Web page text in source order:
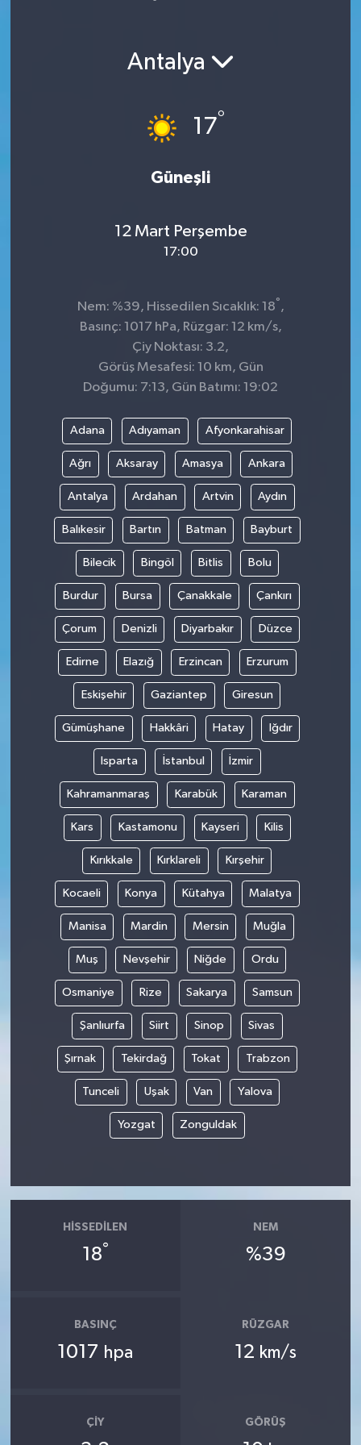
Antalya
17°
Güneşli
12 Mart Perşembe
17:00
Nem: %39, Hissedilen Sıcaklık: 18° ,
Basınç: 1017 hPa, Rüzgar: 12 km/s,
Çiy Noktası: 3.2,
Görüş Mesafesi: 10 km, Gün
Doğumu: 7:13, Gün Batımı: 19:02
Adana Adıyaman Afyonkarahisar
Ağrı Aksaray Amasya Ankara
Antalya Ardahan Artvin Aydın
Balıkesir Bartın Batman Bayburt
Bilecik Bingöl Bitlis Bolu
Burdur Bursa Çanakkale Çankırı
Çorum Denizli Diyarbakır Düzce
Edirne Elazığ Erzincan Erzurum
Eskişehir Gaziantep Giresun
Gümüşhane Hakkâri Hatay Iğdır
Isparta İstanbul İzmir
Kahramanmaraş Karabük Karaman
Kars Kastamonu Kayseri Kilis
Kırıkkale Kırklareli Kırşehir
Kocaeli Konya Kütahya Malatya
Manisa Mardin Mersin Muğla
Muş Nevşehir Niğde Ordu
Osmaniye Rize Sakarya Samsun
Şanlıurfa Siirt Sinop Sivas
Şırnak Tekirdağ Tokat Trabzon
Tunceli Uşak Van Yalova
Yozgat Zonguldak
HISSEDILEN
18°
NEM
%39
BASINÇ
1017 hpa
RÜZGAR
12 km/s
ÇIY GÖRÜŞ